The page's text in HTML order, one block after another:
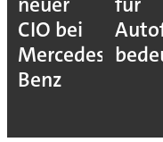
CIO bei
Mercedes-
Benz